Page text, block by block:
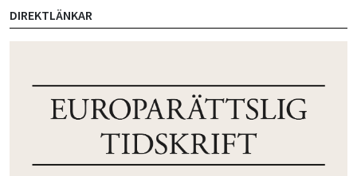
DIREKTLÄNKAR